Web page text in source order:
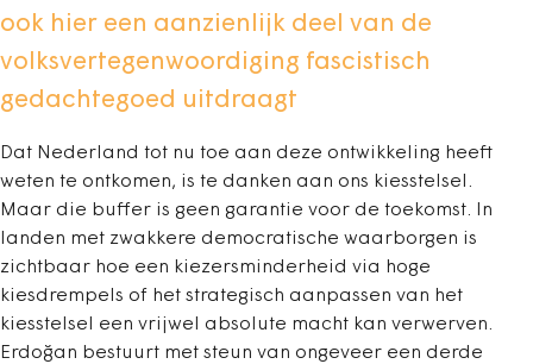
ook hier een aanzienlijk deel van de
volksvertegenwoordiging fascistisch
gedachtegoed uitdraagt
Dat Nederland tot nu toe aan deze ontwikkeling heeft
weten te ontkomen, is te danken aan ons kiesstelsel.
Maar die buffer is geen garantie voor de toekomst. In
landen met zwakkere democratische waarborgen is
zichtbaar hoe een kiezersminderheid via hoge
kiesdrempels of het strategisch aanpassen van het
kiesstelsel een vrijwel absolute macht kan verwerven.
Erdoğan bestuurt met steun van ongeveer een derde